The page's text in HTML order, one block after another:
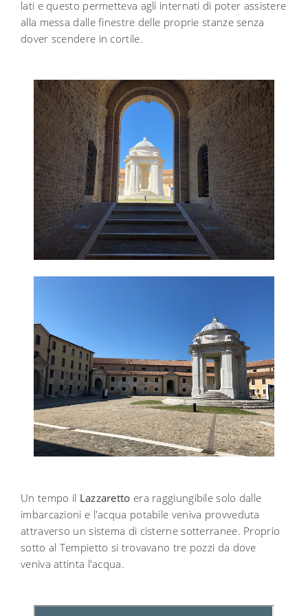
lati e questo permetteva agli internati di poter assistere
alla messa dalle finestre delle proprie stanze senza
dover scendere in cortile.
Un tempo il Lazzaretto era raggiungibile solo dalle
imbarcazioni e l'acqua potabile veniva provveduta
attraverso un sistema di cisterne sotterranee. Proprio
sotto al Tempietto si trovavano tre pozzi da dove
veniva attinta l'acqua.